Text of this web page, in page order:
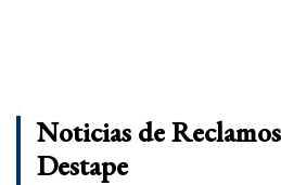
Noticias de
Destape